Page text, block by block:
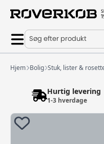
Søg efter produkt
Hjem Bolig Stuk, lister &
Hurtig levering
1-3 hverdage